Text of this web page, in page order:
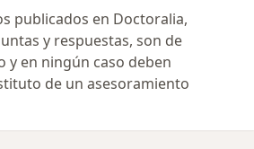
publicados en Doctoralia,
y respuestas, son de
y en ningún caso deben
de un asesoramiento